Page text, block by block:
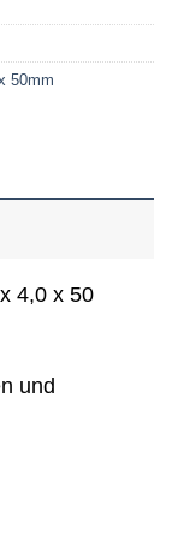
50mm
4,0 x 50
und